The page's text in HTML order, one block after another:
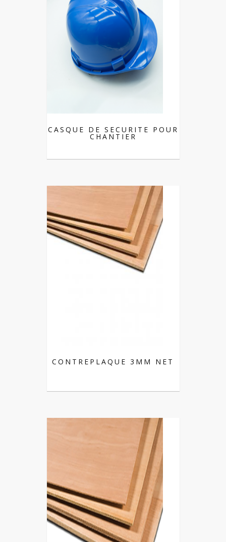
CASQUE DE SECURITE POUR
CHANTIER
CONTREPLAQUE 3MM NET